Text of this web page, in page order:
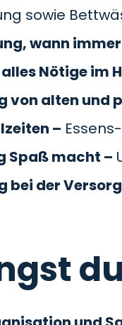
sowie
wann
Nötige im
von alten und
–
Spaß macht –
bei der